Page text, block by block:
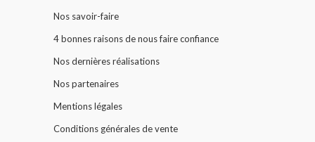
Nos savoir-faire
4 bonnes raisons de nous faire confiance
Nos dernières réalisations
Nos partenaires
Mentions légales
Conditions générales de vente